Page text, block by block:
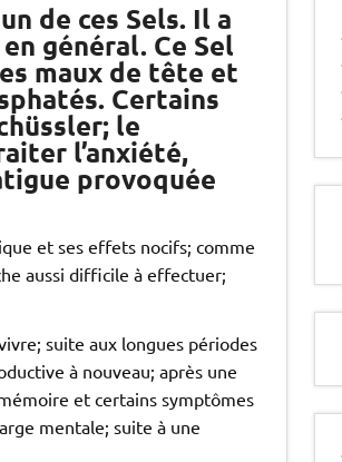
de ces Sels. Il a
général. Ce Sel
maux de tête et
Certains
le
l’anxiété,
provoquée
et ses effets nocifs; comme
aussi difficile à effectuer;
suite aux longues périodes
à nouveau; après une
et certains symptômes
mentale; suite à une